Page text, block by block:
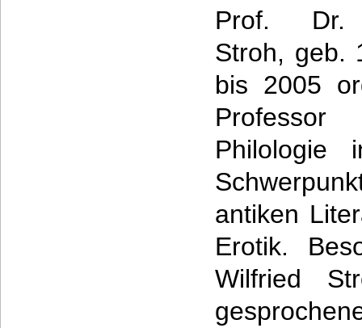
Prof. Dr.
Stroh, geb.
bis 2005
Philologie
antiken
Erotik.
Wilfried